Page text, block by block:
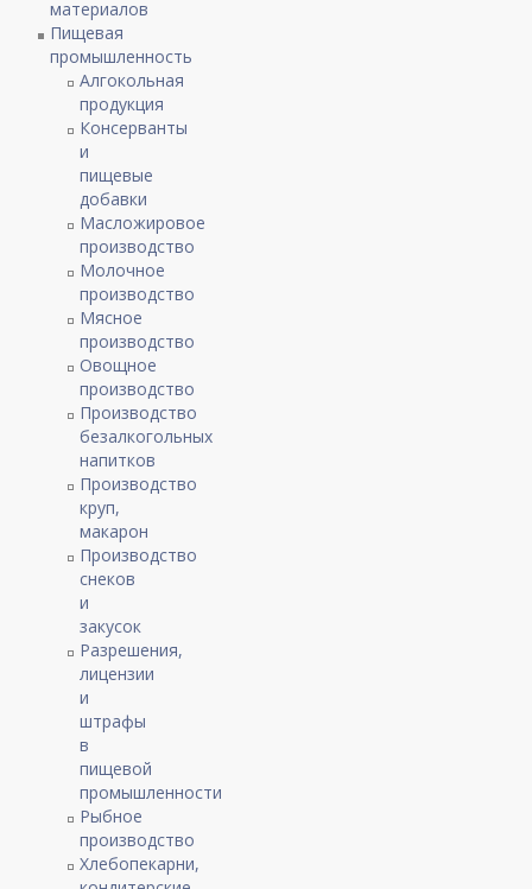
материалов
Пищевая
промышленность
Алгокольная
продукция
Консерванты
и
пищевые
добавки
Масложировое
производство
Молочное
производство
Мясное
производство
Овощное
производство
Производство
безалкогольных
напитков
Производство
круп,
макарон
Производство
снеков
и
закусок
Разрешения,
лицензии
и
штрафы
в
пищевой
промышленности
Рыбное
производство
Хлебопекарни,